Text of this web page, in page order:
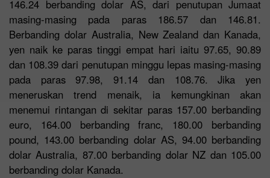
146.24 berbanding dolar AS, dari penutupan Jumaat
masing-masing pada paras 186.57 dan 146.81.
Berbanding dolar Australia, New Zealand dan Kanada,
yen naik ke paras tinggi empat hari iaitu 97.65, 90.89
dan 108.39 dari penutupan minggu lepas masing-masing
pada paras 97.98, 91.14 dan 108.76. Jika yen
meneruskan trend menaik, ia kemungkinan akan
menemui rintangan di sekitar paras 157.00 berbanding
euro, 164.00 berbanding franc, 180.00 berbanding
pound, 143.00 berbanding dolar AS, 94.00 berbanding
dolar Australia, 87.00 berbanding dolar NZ dan 105.00
berbanding dolar Kanada.